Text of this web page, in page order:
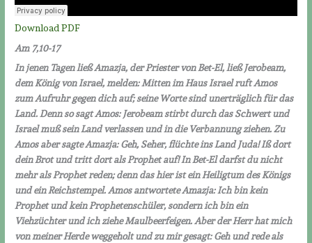
Download PDF
Am 7,10-17
In jenen Tagen ließ Amazja, der Priester von Bet-El, ließ Jerobeam,
dem König von Israel, melden: Mitten im Haus Israel ruft Amos
zum Aufruhr gegen dich auf; seine Worte sind unerträglich für das
Land. Denn so sagt Amos: Jerobeam stirbt durch das Schwert und
Israel muß sein Land verlassen und in die Verbannung ziehen. Zu
Amos aber sagte Amazja: Geh, Seher, flüchte ins Land Juda! Iß dort
dein Brot und tritt dort als Prophet auf! In Bet-El darfst du nicht
mehr als Prophet reden; denn das hier ist ein Heiligtum des Königs
und ein Reichstempel. Amos antwortete Amazja: Ich bin kein
Prophet und kein Prophetenschüler, sondern ich bin ein
Viehzüchter und ich ziehe Maulbeerfeigen.Aber der Herr hat mich
von meiner Herde weggeholt und zu mir gesagt: Geh und rede als